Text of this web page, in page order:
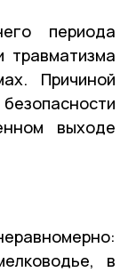
периода
травматизма
Причиной
выходе
в